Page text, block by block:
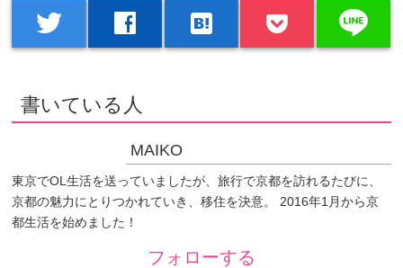
twitter facebook hatenabookmark line
書いている人
MAIKO
東京でOL生活を送っていましたが、旅行で京都を訪れるたびに、
京都の魅力にとりつかれていき、移住を決意。 2016年1月から京
都生活を始めました！
フォローする